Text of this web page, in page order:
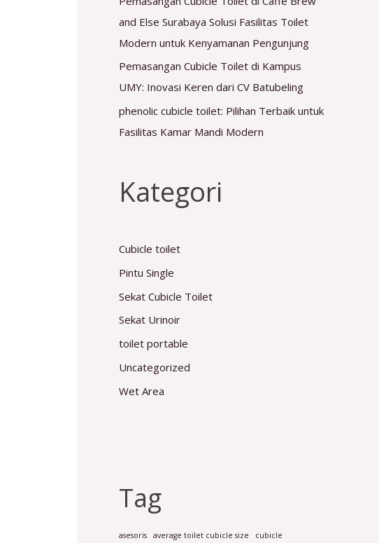
and Else Surabaya Solusi Fasilitas Toilet
Modern untuk Kenyamanan Pengunjung
Pemasangan Cubicle Toilet di Kampus
UMY: Inovasi Keren dari CV Batubeling
phenolic cubicle toilet: Pilihan Terbaik untuk
Fasilitas Kamar Mandi Modern
Kategori
Cubicle toilet
Pintu Single
Sekat Cubicle Toilet
Sekat Urinoir
toilet portable
Uncategorized
Wet Area
Tag
asesoris average toilet cubicle size cubicle